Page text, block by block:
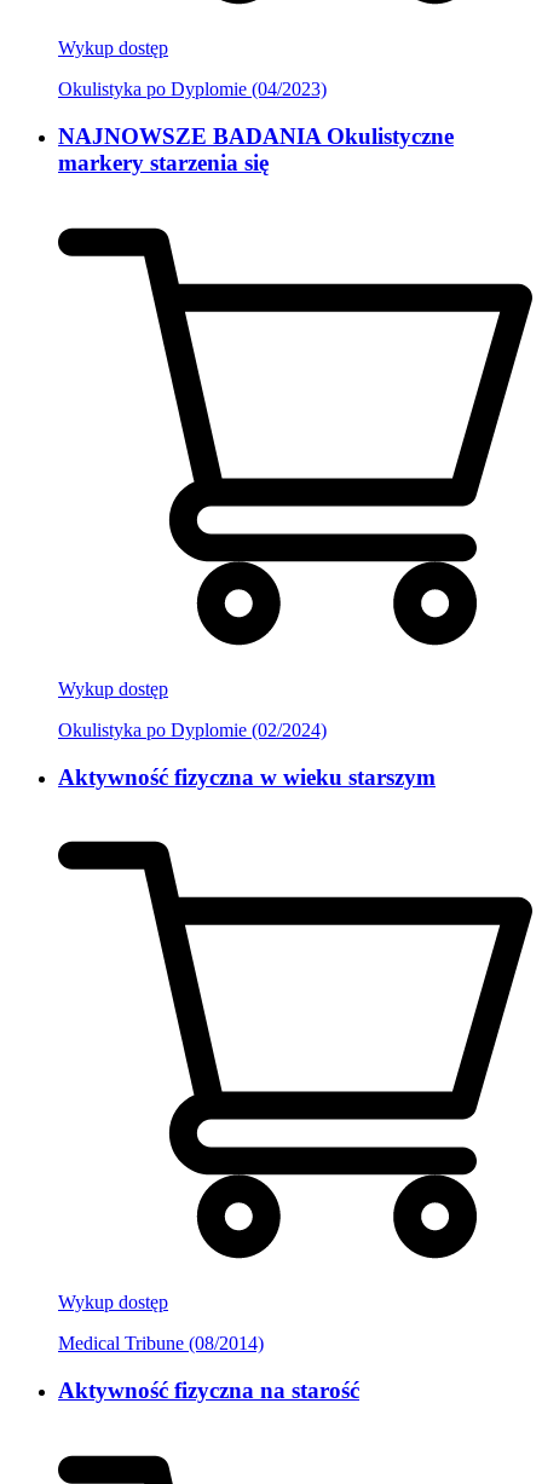
Wykup dostęp
Okulistyka po Dyplomie (04/2023)
NAJNOWSZE BADANIA Okulistyczne
markery starzenia się
Wykup dostęp
Okulistyka po Dyplomie (02/2024)
Aktywność fizyczna w wieku starszym
Wykup dostęp
Medical Tribune (08/2014)
Aktywność fizyczna na starość